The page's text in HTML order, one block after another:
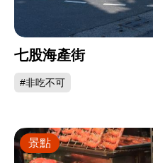
七股海產街
#非吃不可
景點